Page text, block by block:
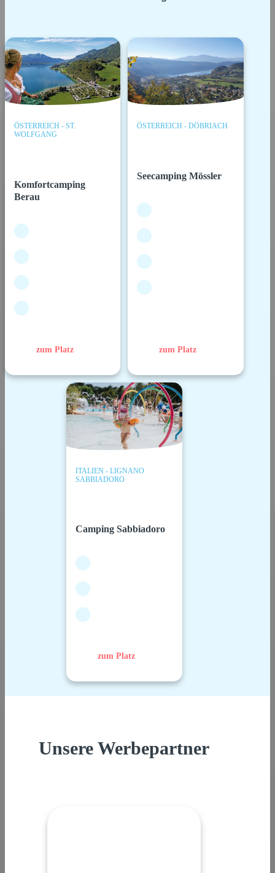
ÖSTERREICH - ST.
WOLFGANG
Komfortcamping
Berau
zum Platz
ÖSTERREICH - DÖBRIACH
Seecamping Mössler
zum Platz
ITALIEN - LIGNANO
SABBIADORO
Camping Sabbiadoro
zum Platz
Unsere Werbepartner